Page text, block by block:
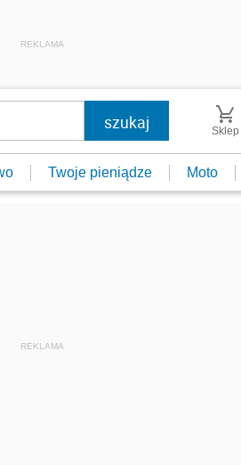
REKLAMA
Sklep
Twoje pieniądze Moto